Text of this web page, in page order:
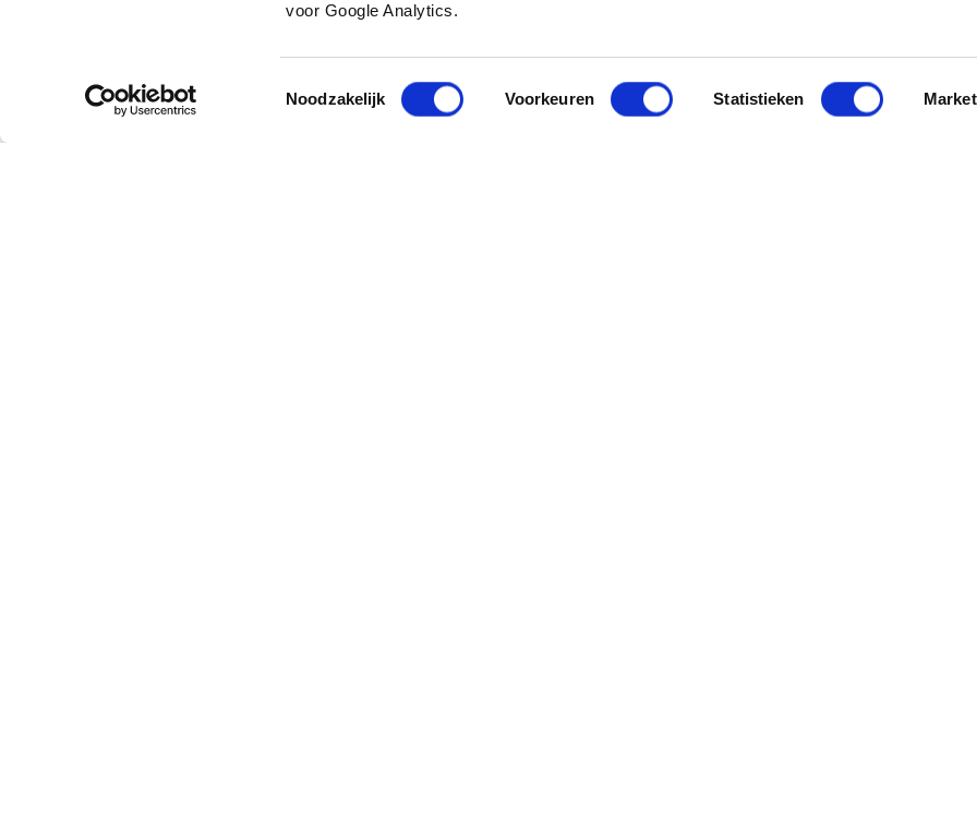
voor Google Analytics.
Toestemmingsselectie
Noodzakelijk
Voorkeuren Statistieken